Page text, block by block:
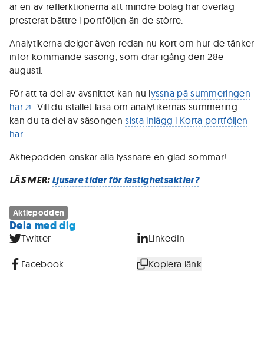
är en av reflerktionerna att mindre bolag har överlag
presterat bättre i portföljen än de större.
Analytikerna delger även redan nu kort om hur de tänker
inför kommande säsong, som drar igång den 28e
augusti.
För att ta del av avsnittet kan nu lyssna på summeringen
här
. Vill du istället läsa om analytikernas summering
kan du ta del av säsongensista inlägg i Korta portföljen
här.
Aktiepodden önskar alla lyssnare en glad sommar!
LÄS MER:Ljusare tider för fastighetsaktier?
Aktiepodden
Dela med dig
Twitter LinkedIn
Facebook Kopiera länk